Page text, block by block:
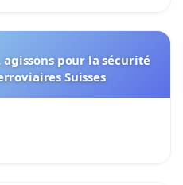
pour la sécurité
Suisses